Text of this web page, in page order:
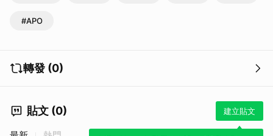
#APO
轉發 (0)
貼文 (0) 建立貼文